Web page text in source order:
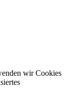
wir Cookies